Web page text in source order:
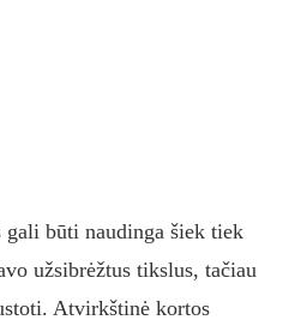
gali būti naudinga šiek tiek
užsibrėžtus tikslus, tačiau
Atvirkštinė kortos